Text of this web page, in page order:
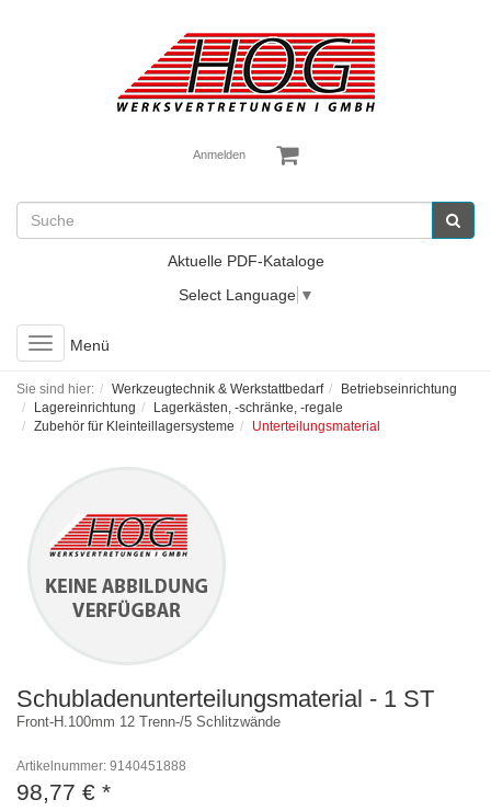
Anmelden
Aktuelle PDF-Kataloge
Select Language ▼
Toggle
navigation
Menü
Sie sind hier: Werkzeugtechnik & Werkstattbedarf
Betriebseinrichtung
Lagereinrichtung
Lagerkästen, -schränke, -regale
Zubehör für Kleinteillagersysteme
Unterteilungsmaterial
Schubladenunterteilungsmaterial - 1 ST
Front-H.100mm 12 Trenn-/5 Schlitzwände
Artikelnummer: 9140451888
98,77 € *